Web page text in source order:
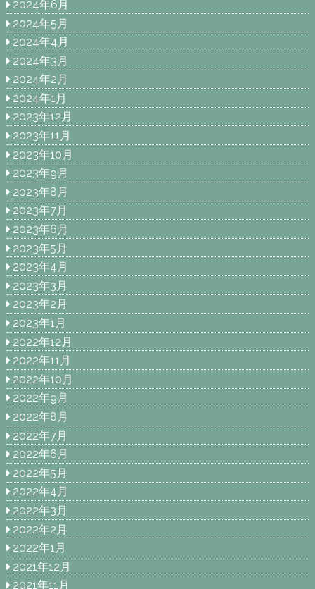
2024年6月
2024年5月
2024年4月
2024年3月
2024年2月
2024年1月
2023年12月
2023年11月
2023年10月
2023年9月
2023年8月
2023年7月
2023年6月
2023年5月
2023年4月
2023年3月
2023年2月
2023年1月
2022年12月
2022年11月
2022年10月
2022年9月
2022年8月
2022年7月
2022年6月
2022年5月
2022年4月
2022年3月
2022年2月
2022年1月
2021年12月
2021年11月